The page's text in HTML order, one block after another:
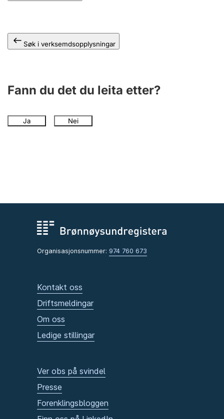
Søk i verksemdsopplysningar
Fann du det du leita etter?
Ja Nei
Organisasjonsnummer: 974 760 673
Kontakt oss
Driftsmeldingar
Om oss
Ledige stillingar
Ver obs på svindel
Presse
Forenklingsbloggen